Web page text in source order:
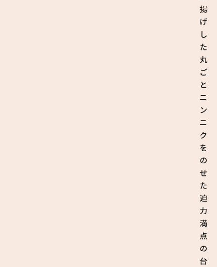
揚
げ
し
た
丸
ご
と
ニ
ン
ニ
ク
を
の
せ
た
迫
力
満
点
の
台